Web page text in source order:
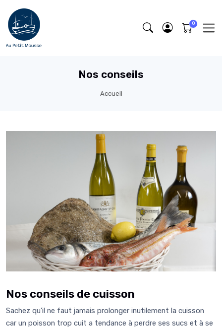
Nos conseils
Accueil
Nos conseils de cuisson
Sachez qu’il ne faut jamais prolonger inutilement la cuisson
car un poisson trop cuit a tendance à perdre ses sucs et à se